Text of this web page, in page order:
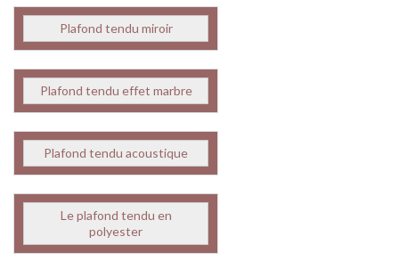
Plafond tendu miroir
Plafond tendu effet marbre
Plafond tendu acoustique
Le plafond tendu en
polyester